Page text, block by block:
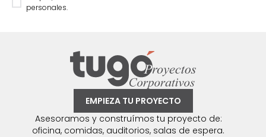
personales.
EMPIEZA TU PROYECTO
Asesoramos y construímos tu proyecto de:
oficina, comidas, auditorios, salas de espera.